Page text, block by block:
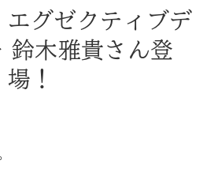
グゼクティブデ
鈴木雅貴さん登
場！